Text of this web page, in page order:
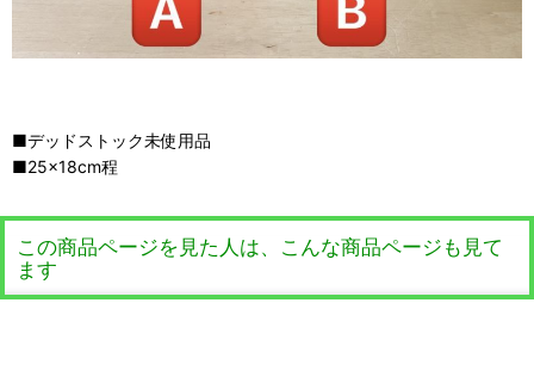
■デッドストック未使用品
■25×18cm程
この商品ページを見た人は、こんな商品ページも見て
ます